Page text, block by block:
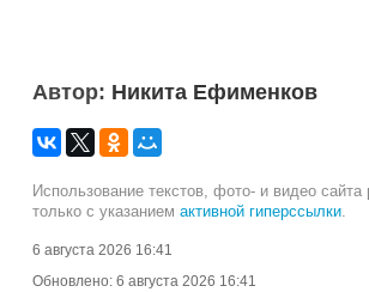
Автор: Никита Ефименков
Использование текстов, фото- и видео сайта
только с указанием активной гиперссылки
6 августа 2026 16:41
Обновлено: 6 августа 2026 16:41